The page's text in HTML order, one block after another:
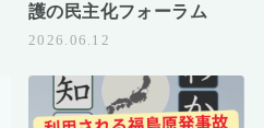
護の民主化フォーラム
2026.06.12